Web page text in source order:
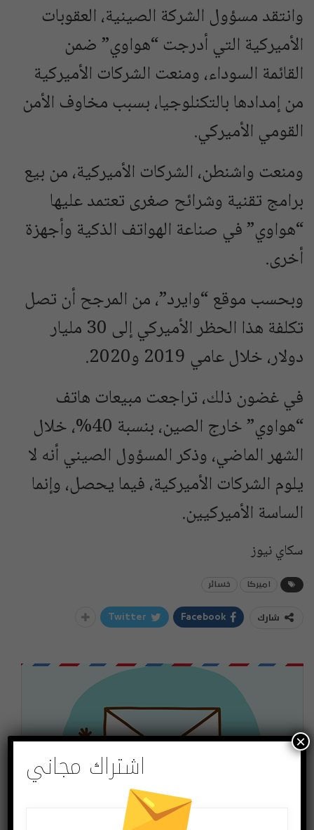
وانتقد مسؤول الشركة الصينية، العقوبات
الأميركية التي أدرجت “هواوي” ضمن
القائمة السوداء، ومنعت الشركات الأميركية
من إمدادها بالتكنلوجيا، بسبب مخاوف الأمن
القومي الأميركي.
ومنعت واشنطن، الشركات الأميركية، من بيع
برامج تقنية وشرائح صغرى تعتمد عليها
“هواوي” في صناعة الهواتف الذكية وأجهزة
أخرى.
وبحسب موقع “وايرد”، من المرجح أن تصل
تكلفة هذا الحظر الأميركي إلى 30 مليار
دولار، خلال عامي 2019 و2020.
في غضون ذلك، تراجعت مبيعات هاتف
“هواوي” خارج الصين، بنسبة 40%، خلال
الشهر الماضي، وذكر المسؤول الصيني أنه لا
يلوم الشركات الأميركية، فيما يحصل، وإنما
الساسة الأميركيين.
سكاي نيوز
اميركا خسائر
شارك Facebook
Twitter
اشتراك مجاني
×